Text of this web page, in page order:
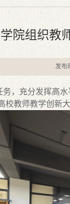
院组织教
发布
，充分发挥高
校教师教学创新